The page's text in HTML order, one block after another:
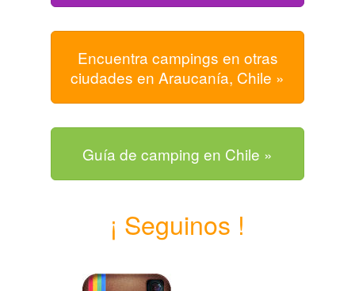
Encuentra campings en otras
ciudades en Araucanía, Chile »
Guía de camping en Chile »
¡ Seguinos !